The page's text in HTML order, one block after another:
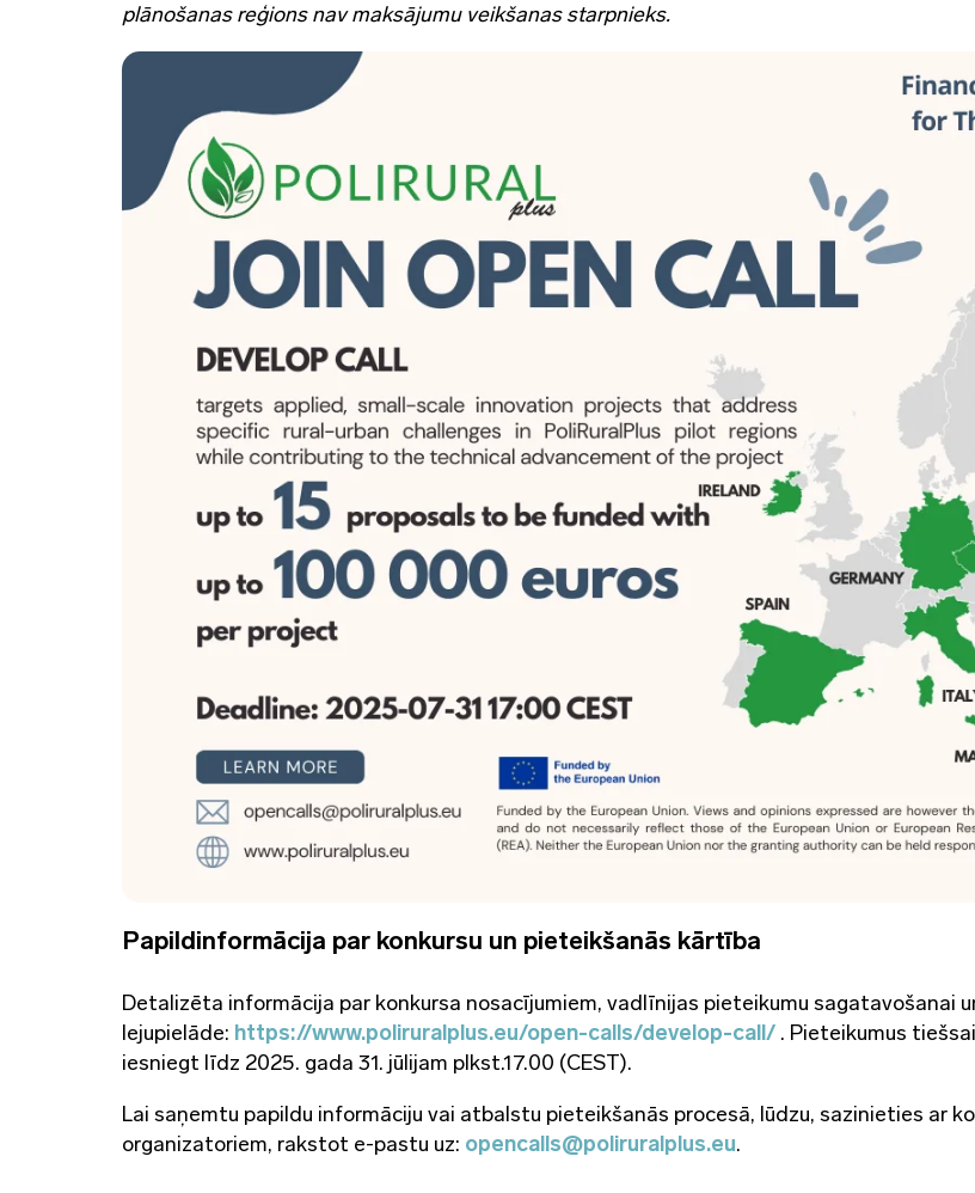
plānošanas reģions nav maksājumu veikšanas starpnieks.
Papildinformācija par konkursu un pieteikšanās kārtība
Detalizēta informācija par konkursa nosacījumiem, vadlīnijas pieteikumu sagatavošanai
lejupielāde: https://www.poliruralplus.eu/open-calls/develop-call/ . Pieteikumus
iesniegt līdz 2025. gada 31. jūlijam plkst.17.00 (CEST).
Lai saņemtu papildu informāciju vai atbalstu pieteikšanās procesā, lūdzu, sazinieties ar
organizatoriem, rakstot e-pastu uz: opencalls@poliruralplus.eu.